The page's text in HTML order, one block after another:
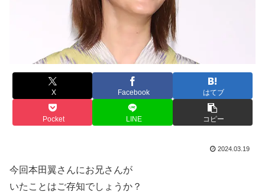
X Facebook はてブ
Pocket LINE コピー
2024.03.19
今回本田翼さんにお兄さんが
いたことはご存知でしょうか？